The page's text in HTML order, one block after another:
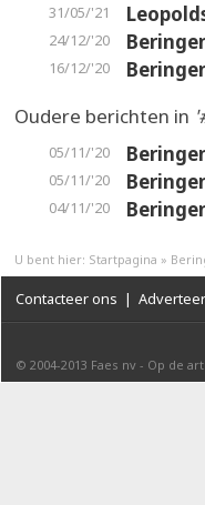
31/05/'21
24/12/'20
16/12/'20
Oudere berichten in
05/11/'20
05/11/'20
04/11/'20
U bent hier: Startpagina »
Contacteer ons | Adverteer
© 2004-2013 Faes nv - Op de